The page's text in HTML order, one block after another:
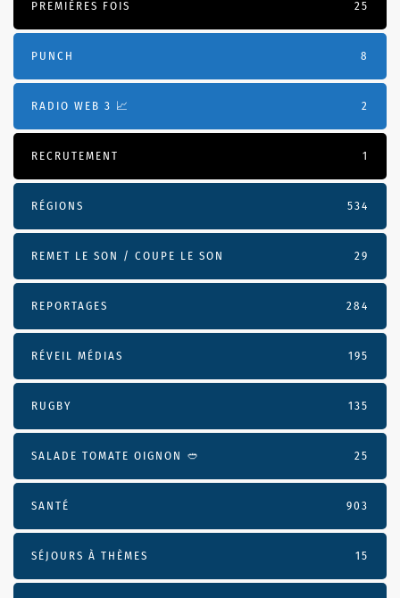
PREMIÈRES FOIS 25
PUNCH 8
RADIO WEB 3 📈 2
RECRUTEMENT 1
RÉGIONS 534
REMET LE SON / COUPE LE SON 29
REPORTAGES 284
RÉVEIL MÉDIAS 195
RUGBY 135
SALADE TOMATE OIGNON 🥙 25
SANTÉ 903
SÉJOURS À THÈMES 15